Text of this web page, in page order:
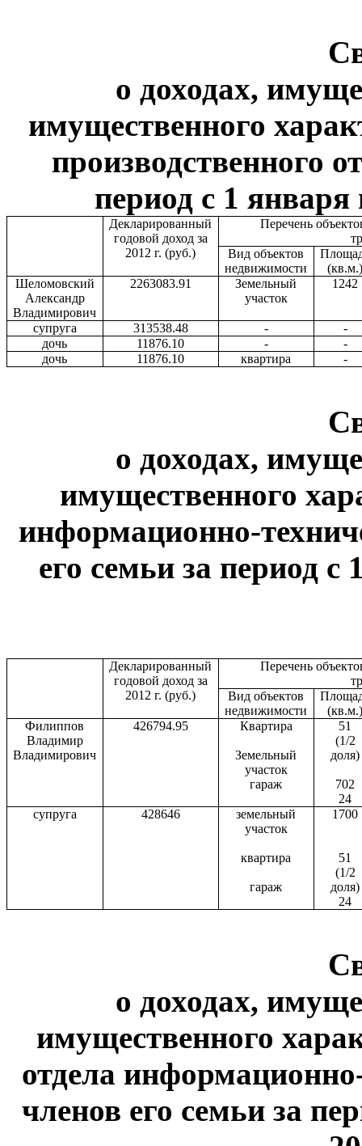
о доходах,
имущественного
производственного
период с 1 января
Декларированный
годовой доход за
2012 г. (руб.)
Перечень
Вид объектов
недвижимости
Шеломовский
Александр
Владимирович
2263083.91
Земельный
участок
1242
супруга 313538.48 -
-
дочь
11876.10 -
-
дочь
11876.10 квартира -
о доходах,
имущественного
информационно-
его семьи за период с
Декларированный
годовой доход за
2012 г. (руб.)
Перечень
Вид объектов
недвижимости
Филиппов
Владимир
Владимирович
426794.95 Квартира
Земельный
участок
гараж
51
(1/2
доля)
702
24
супруга
428646
земельный
участок
квартира
гараж
1700
51
(1/2
доля)
24
о доходах,
имущественного
отдела
членов его семьи за